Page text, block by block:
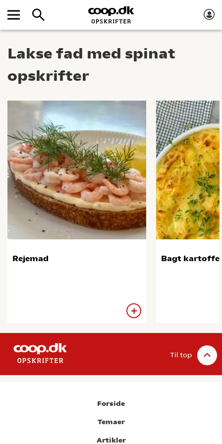
Lakse fad med spinat
opskrifter
Rejemad Bagt
Til top
Forside
Temaer
Artikler